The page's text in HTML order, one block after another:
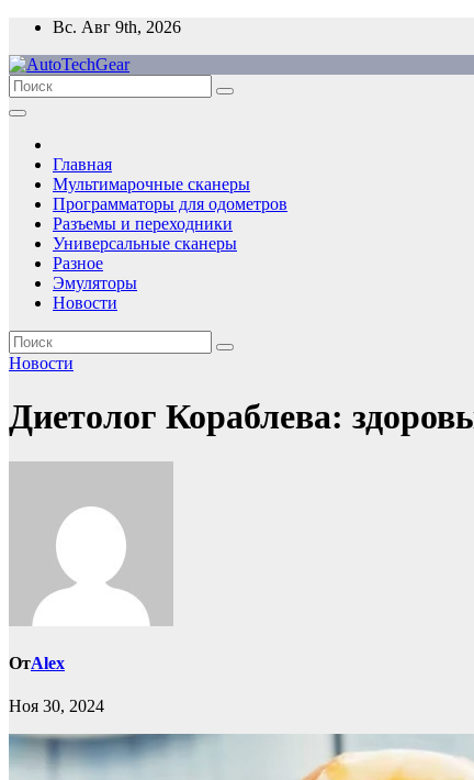
Перейти
содержимому
Вс. Авг 9th, 2026
Главная
Мультимарочные сканеры
Программаторы для одометров
Разъемы и переходники
Универсальные сканеры
Разное
Эмуляторы
Новости
Новости
Диетолог Кораблева:
ОтAlex
Ноя 30, 2024